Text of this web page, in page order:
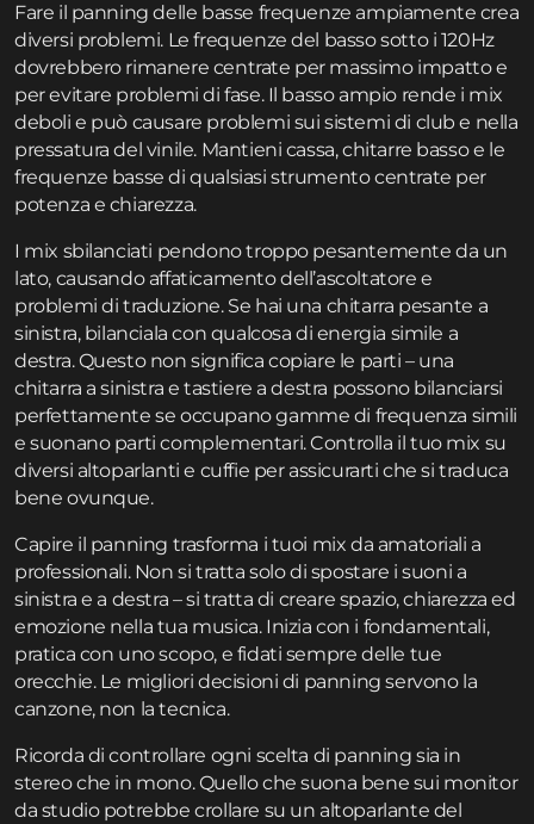
Fare il panning delle basse frequenze ampiamente crea
diversi problemi. Le frequenze del basso sotto i 120Hz
dovrebbero rimanere centrate per massimo impatto e
per evitare problemi di fase. Il basso ampio rende i mix
deboli e può causare problemi sui sistemi di club e nella
pressatura del vinile. Mantieni cassa, chitarre basso e le
frequenze basse di qualsiasi strumento centrate per
potenza e chiarezza.
I mix sbilanciati pendono troppo pesantemente da un
lato, causando affaticamento dell’ascoltatore e
problemi di traduzione. Se hai una chitarra pesante a
sinistra, bilanciala con qualcosa di energia simile a
destra. Questo non significa copiare le parti – una
chitarra a sinistra e tastiere a destra possono bilanciarsi
perfettamente se occupano gamme di frequenza simili
e suonano parti complementari. Controlla il tuo mix su
diversi altoparlanti e cuffie per assicurarti che si traduca
bene ovunque.
Capire il panning trasforma i tuoi mix da amatoriali a
professionali. Non si tratta solo di spostare i suoni a
sinistra e a destra – si tratta di creare spazio, chiarezza ed
emozione nella tua musica. Inizia con i fondamentali,
pratica con uno scopo, e fidati sempre delle tue
orecchie. Le migliori decisioni di panning servono la
canzone, non la tecnica.
Ricorda di controllare ogni scelta di panning sia in
stereo che in mono. Quello che suona bene sui monitor
da studio potrebbe crollare su un altoparlante del